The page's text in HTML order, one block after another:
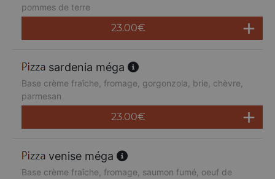
pommes de terre
23.00€
sardenia méga
Base crème fraîche, fromage, gorgonzola, brie, chèvre,
parmesan
23.00€
venise méga
Base crème fraîche, fromage, saumon fumé, oeuf de